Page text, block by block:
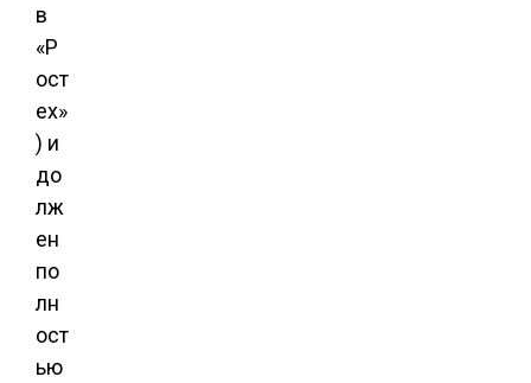
в
«Р
ост
ех»
) и
до
лж
ен
по
лн
ост
ью